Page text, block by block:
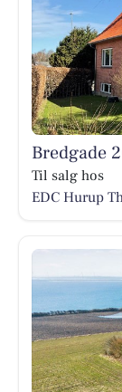
Bredgade
Til salg hos
EDC Hurup